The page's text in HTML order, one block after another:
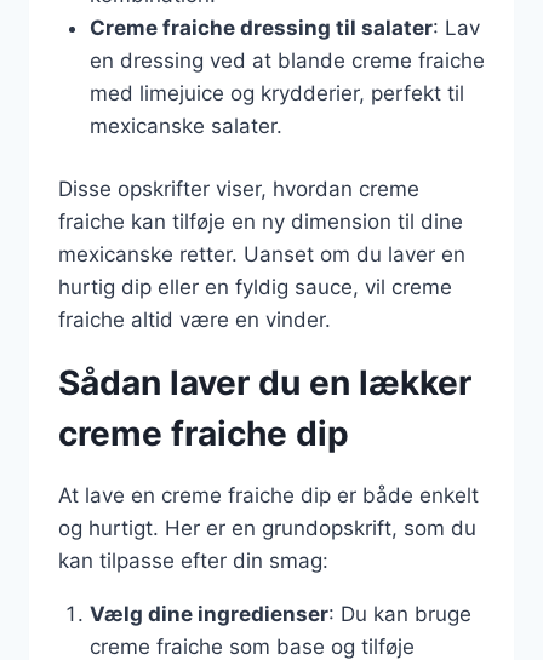
Creme fraiche dressing til salater: Lav
en dressing ved at blande creme fraiche
med limejuice og krydderier, perfekt til
mexicanske salater.
Disse opskrifter viser, hvordan creme
fraiche kan tilføje en ny dimension til dine
mexicanske retter. Uanset om du laver en
hurtig dip eller en fyldig sauce, vil creme
fraiche altid være en vinder.
Sådan laver du en lækker
creme fraiche dip
At lave en creme fraiche dip er både enkelt
og hurtigt. Her er en grundopskrift, som du
kan tilpasse efter din smag:
Vælg dine ingredienser: Du kan bruge
creme fraiche som base og tilføje